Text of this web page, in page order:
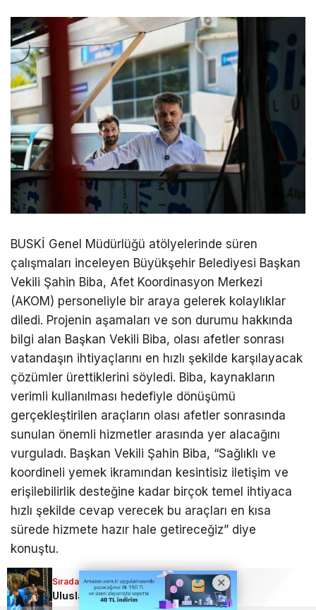
BUSKİ Genel Müdürlüğü atölyelerinde süren
çalışmaları inceleyen Büyükşehir Belediyesi Başkan
Vekili Şahin Biba, Afet Koordinasyon Merkezi
(AKOM) personeliyle bir araya gelerek kolaylıklar
diledi. Projenin aşamaları ve son durumu hakkında
bilgi alan Başkan Vekili Biba, olası afetler sonrası
vatandaşın ihtiyaçlarını en hızlı şekilde karşılayacak
çözümler ürettiklerini söyledi. Biba, kaynakların
verimli kullanılması hedefiyle dönüşümü
gerçekleştirilen araçların olası afetler sonrasında
sunulan önemli hizmetler arasında yer alacağını
vurguladı. Başkan Vekili Şahin Biba, “Sağlıklı ve
koordineli yemek ikramından kesintisiz iletişim ve
erişilebilirlik desteğine kadar birçok temel ihtiyaca
hızlı şekilde cevap verecek bu araçları en kısa
sürede hizmete hazır hale getireceğiz” diye
konuştu.
Sıradaki Haber
Uluslararası Bursa Festivali’nde bu kez çocuklar eğlendi!